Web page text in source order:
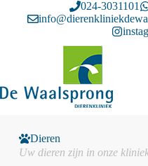
024-3031101
Dieren
Uw dieren zijn in onze